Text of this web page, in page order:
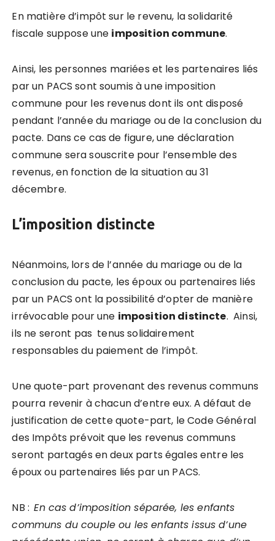
En matière d’impôt sur le revenu, la solidarité
fiscale suppose une imposition commune.
Ainsi, les personnes mariées et les partenaires liés
par un PACS sont soumis à une imposition
commune pour les revenus dont ils ont disposé
pendant l’année du mariage ou de la conclusion du
pacte. Dans ce cas de figure, une déclaration
commune sera souscrite pour l’ensemble des
revenus, en fonction de la situation au 31
décembre.
L’imposition distincte
Néanmoins, lors de l’année du mariage ou de la
conclusion du pacte, les époux ou partenaires liés
par un PACS ont la possibilité d’opter de manière
irrévocable pour une imposition distincte. Ainsi,
ils ne seront pas tenus solidairement
responsables du paiement de l’impôt.
Une quote-part provenant des revenus communs
pourra revenir à chacun d’entre eux. A défaut de
justification de cette quote-part, le Code Général
des Impôts prévoit que les revenus communs
seront partagés en deux parts égales entre les
époux ou partenaires liés par un PACS.
NB : En cas d’imposition séparée, lesenfants
communs du couple ou les enfants issus d’une